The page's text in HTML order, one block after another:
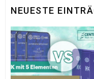
NEUESTE